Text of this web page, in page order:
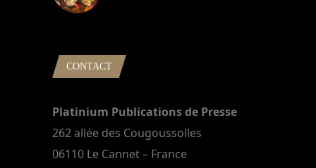
CONTACT
Platinium Publications de Presse
262 allée des Cougoussolles
06110 Le Cannet – France